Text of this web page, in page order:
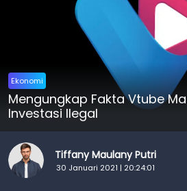
Ekonomi
Mengungkap Fakta Vtube
Investasi Ilegal
Tiffany Maulany Putri
30 Januari 2021 | 20:24:01